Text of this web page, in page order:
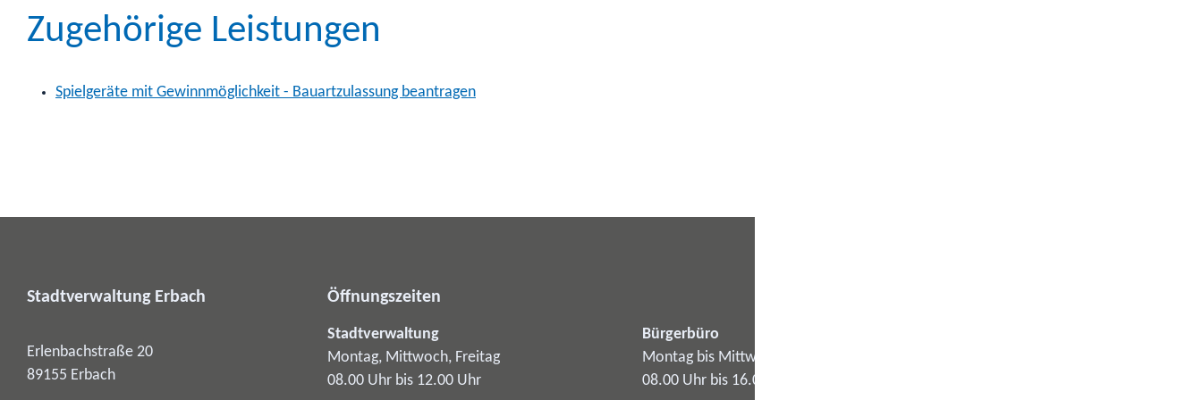
Zugehörige Leistungen
Spielgeräte mit Gewinnmöglichkeit - Bauartzulassung beantragen
Stadtverwaltung Erbach
Erlenbachstraße 20
89155 Erbach
Öffnungszeiten
Stadtverwaltung
Montag, Mittwoch, Freitag
08.00 Uhr bis 12.00 Uhr
Bürgerbüro
Montag bis Mittwoch
08.00 Uhr bis 16.00 Uhr